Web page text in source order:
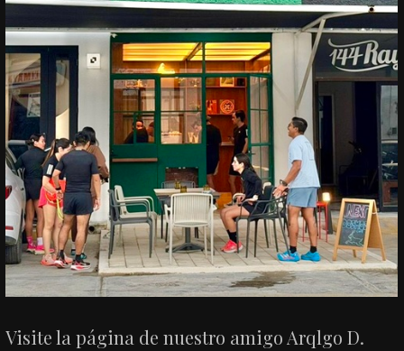
Visite la página de nuestro amigo Arqlgo D.